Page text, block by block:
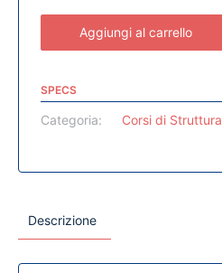
Aggiungi al carrello
SPECS
Categoria: Corsi di Struttura
Descrizione